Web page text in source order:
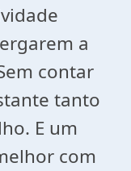
a
contar
tanto
E um
com